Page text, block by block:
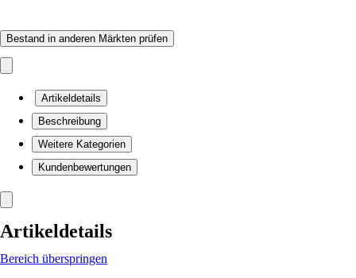
Bestand in anderen Märkten prüfen
Artikeldetails
Beschreibung
Weitere Kategorien
Kundenbewertungen
Artikeldetails
Bereich überspringen